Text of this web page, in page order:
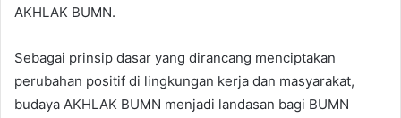
AKHLAK BUMN.
Sebagai prinsip dasar yang dirancang menciptakan
perubahan positif di lingkungan kerja dan masyarakat,
budaya AKHLAK BUMN menjadi landasan bagi BUMN